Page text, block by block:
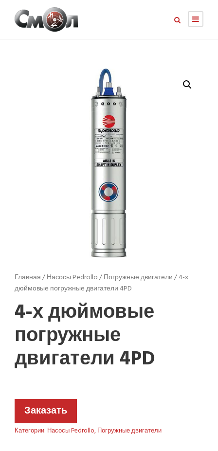
Главная/Насосы Pedrollo/Погружные двигатели/ 4-х
дюймовые погружные двигатели 4PD
4-х дюймовые
погружные
двигатели 4PD
Заказать
Категории: Насосы Pedrollo,Погружные двигатели